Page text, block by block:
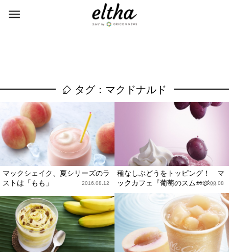
タグ：マクドナルド
マックシェイク、夏シリーズのラ
ストは「もも」
2016.08.12
種なしぶどうをトッピング！ マ
ックカフェ『葡萄のスムージ...
2016.08.08